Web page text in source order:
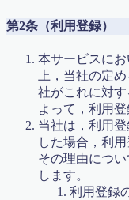
プロフィール
マスラボ
マスラボ|自分
マスラボ×お菓
マスラボ×ブリ
マスラボ 合格
マスラボ 社会
マスラボだか
マスラボとは？
マスラボの合
第2条（利用登録）
本サービスに
上，当社の定
社がこれに対
よって，利用
当社は，利用
した場合，利
その理由につ
します。
利用登録